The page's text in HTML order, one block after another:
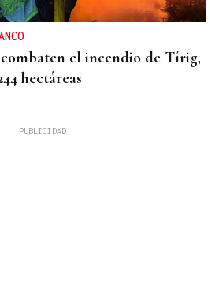
combaten el incendio de Tírig,
hectáreas